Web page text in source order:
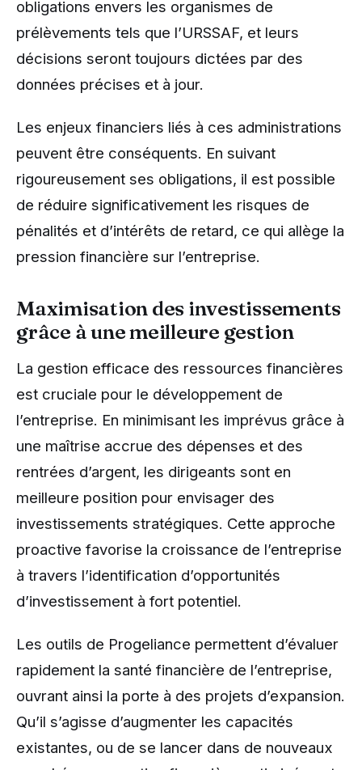
obligations envers les organismes de
prélèvements tels que l’URSSAF, et leurs
décisions seront toujours dictées par des
données précises et à jour.
Les enjeux financiers liés à ces administrations
peuvent être conséquents. En suivant
rigoureusement ses obligations, il est possible
de réduire significativement les risques de
pénalités et d’intérêts de retard, ce qui allège la
pression financière sur l’entreprise.
Maximisation des investissements
grâce à une meilleure gestion
La gestion efficace des ressources financières
est cruciale pour le développement de
l’entreprise. En minimisant les imprévus grâce à
une maîtrise accrue des dépenses et des
rentrées d’argent, les dirigeants sont en
meilleure position pour envisager des
investissements stratégiques. Cette approche
proactive favorise la croissance de l’entreprise
à travers l’identification d’opportunités
d’investissement à fort potentiel.
Les outils de Progeliance permettent d’évaluer
rapidement la santé financière de l’entreprise,
ouvrant ainsi la porte à des projets d’expansion.
Qu’il s’agisse d’augmenter les capacités
existantes, ou de se lancer dans de nouveaux